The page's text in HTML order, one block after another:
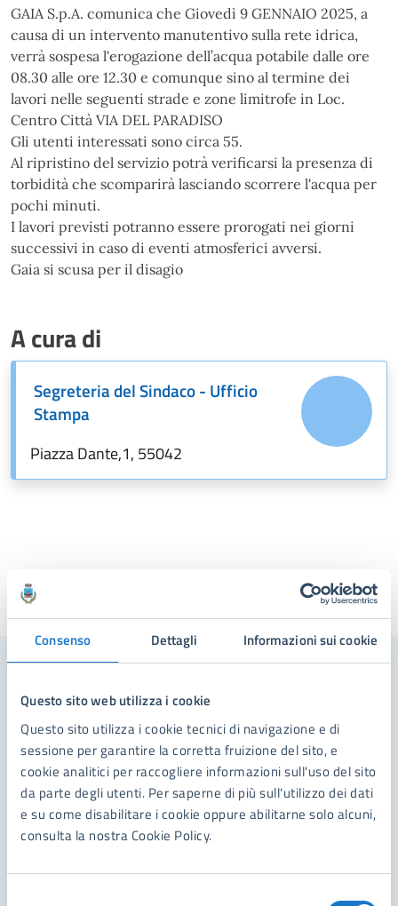
Consenso Dettagli Informazioni sui cookie
Questo sito web utilizza i cookie
Questo sito utilizza i cookie tecnici di navigazione e di
sessione per garantire la corretta fruizione del sito, e
cookie analitici per raccogliere informazioni sull'uso del sito
da parte degli utenti. Per saperne di più sull'utilizzo dei dati
e su come disabilitare i cookie oppure abilitarne solo alcuni,
consulta la nostra Cookie Policy.
GAIA S.p.A. comunica che Giovedì 9 GENNAIO 2025, a
causa di un intervento manutentivo sulla rete idrica,
verrà sospesa l'erogazione dell’acqua potabile dalle ore
08.30 alle ore 12.30 e comunque sino al termine dei
lavori nelle seguenti strade e zone limitrofe in Loc.
Centro Città VIA DEL PARADISO
Gli utenti interessati sono circa 55.
Al ripristino del servizio potrà verificarsi la presenza di
torbidità che scomparirà lasciando scorrere l'acqua per
pochi minuti.
I lavori previsti potranno essere prorogati nei giorni
successivi in caso di eventi atmosferici avversi.
Gaia si scusa per il disagio
A cura di
Segreteria del Sindaco - Ufficio
Stampa
Piazza Dante,1, 55042
Ultimo aggiornamento:
Contenuti correlati
Amministrazione
Ecologia Ambiente